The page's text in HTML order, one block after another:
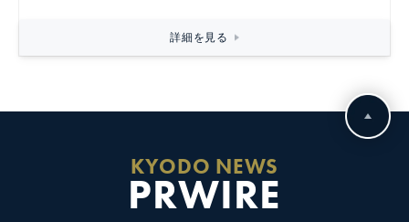
詳細を見る
KYODO NEWS
PRWIRE